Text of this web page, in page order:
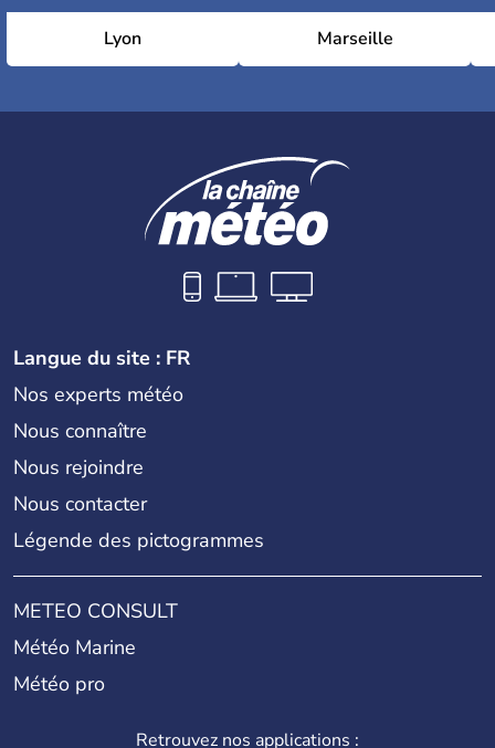
Lyon Marseille
Langue du site : FR
Nos experts météo
Nous connaître
Nous rejoindre
Nous contacter
Légende des pictogrammes
METEO CONSULT
Météo Marine
Météo pro
Retrouvez nos applications :